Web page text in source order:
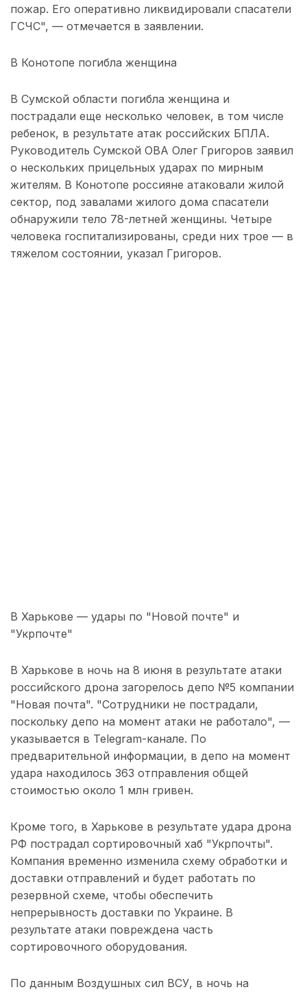
пожар. Его оперативно ликвидировали спасатели
ГСЧС", — отмечается в заявлении.
В Конотопе погибла женщина
В Сумской области погибла женщина и
пострадали еще несколько человек, в том числе
ребенок, в результате атак российских БПЛА.
Руководитель Сумской ОВА Олег Григоров заявил
о нескольких прицельных ударах по мирным
жителям. В Конотопе россияне атаковали жилой
сектор, под завалами жилого дома спасатели
обнаружили тело 78-летней женщины. Четыре
человека госпитализированы, среди них трое — в
тяжелом состоянии, указал Григоров.
В Харькове — удары по "Новой почте" и
"Укрпочте"
В Харькове в ночь на 8 июня в результате атаки
российского дрона загорелось депо №5 компании
"Новая почта". "Сотрудники не пострадали,
поскольку депо на момент атаки не работало", —
указывается в Telegram-канале. По
предварительной информации, в депо на момент
удара находилось 363 отправления общей
стоимостью около 1 млн гривен.
Кроме того, в Харькове в результате удара дрона
РФ пострадал сортировочный хаб "Укрпочты".
Компания временно изменила схему обработки и
доставки отправлений и будет работать по
резервной схеме, чтобы обеспечить
непрерывность доставки по Украине. В
результате атаки повреждена часть
сортировочного оборудования.
По данным Воздушных сил ВСУ, в ночь на